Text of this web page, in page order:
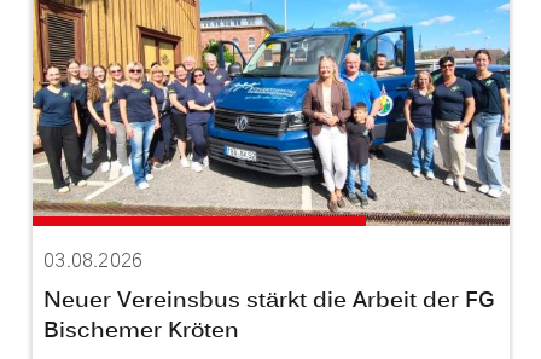
03.08.2026
Neuer Vereinsbus stärkt die Arbeit der FG
Bischemer Kröten